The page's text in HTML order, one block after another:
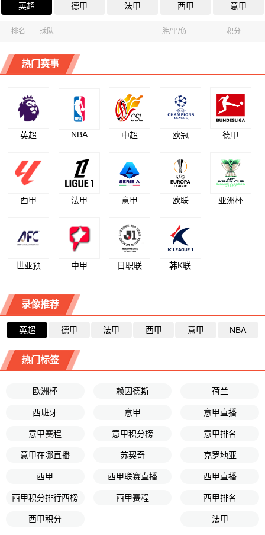
英超 德甲 法甲 西甲 意甲
排名 球队 胜/平/负 积分
热门赛事
英超 NBA 中超 欧冠 德甲
西甲 法甲 意甲 欧联 亚洲杯
世亚预 中甲 日职联 韩K联
录像推荐
英超 德甲 法甲 西甲 意甲 NBA
热门标签
欧洲杯 赖因德斯 荷兰
西班牙 意甲 意甲直播
意甲赛程 意甲积分榜 意甲排名
意甲在哪直播 苏契奇 克罗地亚
西甲 西甲联赛直播 西甲直播
西甲积分排行西榜 西甲赛程 西甲排名
西甲积分 法甲